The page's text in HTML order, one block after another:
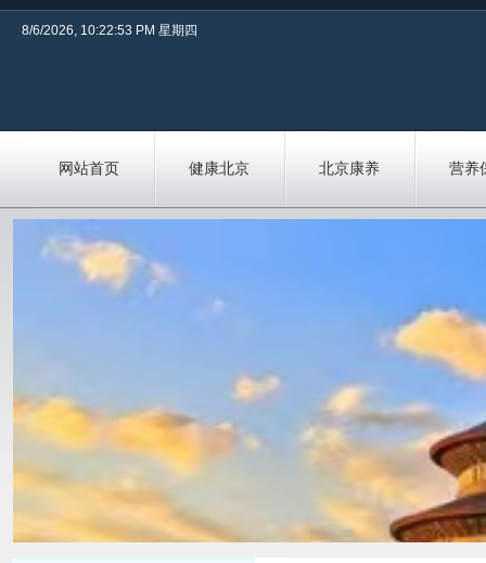
网站首页 健康北京 北京康养 营养
8/6/2026, 10:22:54 PM 星期四